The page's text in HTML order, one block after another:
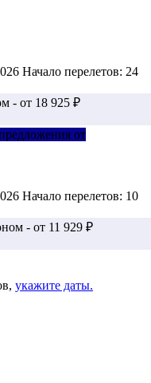
Начало перелетов: 24
- от 18 925 ₽
от
Начало перелетов: 10
- от 11 929 ₽
укажите даты.